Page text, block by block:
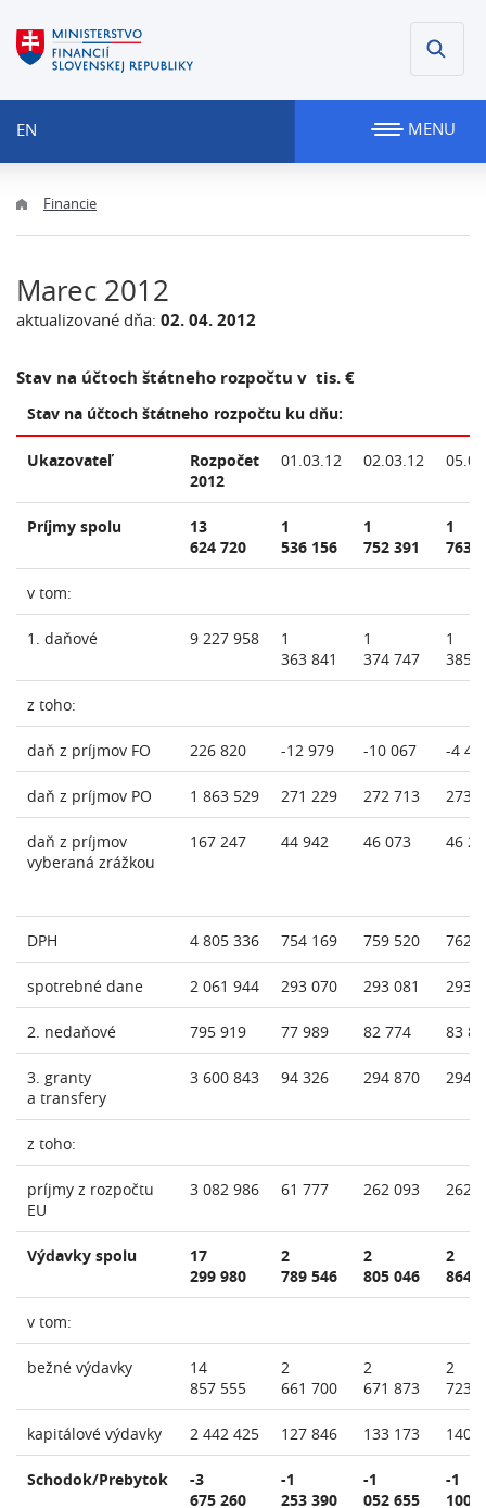
EN MENU
Financie
Marec 2012
aktualizované dňa: 02. 04. 2012
Stav na účtoch štátneho rozpočtu v tis. €
Stav na účtoch štátneho rozpočtu ku dňu:
Ukazovateľ
Rozpočet
2012
01.03.12 02.03.12
Príjmy spolu
13
624 720
1
536 156
1
752 391
1
763
v tom:
1. daňové 9 227 958
1
363 841
1
374 747
1
385
z toho:
daň z príjmov FO 226 820 -12 979 -10 067 -4
daň z príjmov PO 1 863 529 271 229 272 713 273
daň z príjmov
vyberaná zrážkou
167 247 44 942 46 073 46
DPH 4 805 336 754 169 759 520 762
spotrebné dane 2 061 944 293 070 293 081 293
2. nedaňové 795 919 77 989 82 774 83
3. granty
a transfery
3 600 843 94 326 294 870 294
z toho:
príjmy z rozpočtu
EU
3 082 986 61 777 262 093 262
Výdavky spolu
17
299 980
2
789 546
2
805 046
2
864
v tom:
bežné výdavky
14
857 555
2
661 700
2
671 873
2
723
kapitálové výdavky 2 442 425 127 846 133 173 140
Schodok/Prebytok
-3
675 260
-1
253 390
-1
052 655
-1
100